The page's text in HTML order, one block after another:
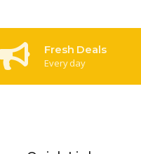
Fresh Deals
Every day